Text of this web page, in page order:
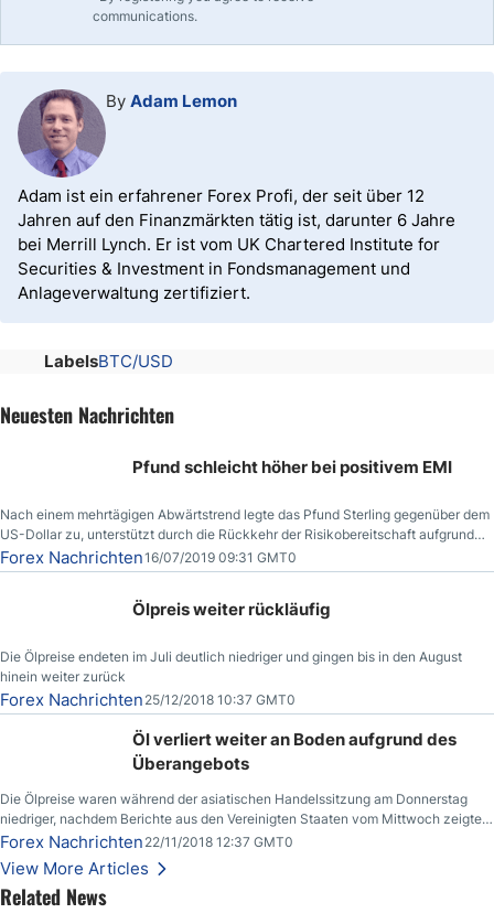
communications.
By Adam Lemon
Adam ist ein erfahrener Forex Profi, der seit über 12
Jahren auf den Finanzmärkten tätig ist, darunter 6 Jahre
bei Merrill Lynch. Er ist vom UK Chartered Institute for
Securities & Investment in Fondsmanagement und
Anlageverwaltung zertifiziert.
LabelsBTC/USD
Neuesten Nachrichten
Pfund schleicht höher bei positivem EMI
Nach einem mehrtägigen Abwärtstrend legte das Pfund Sterling gegenüber dem
US-Dollar zu, unterstützt durch die Rückkehr der Risikobereitschaft aufgrund
der Nachricht,
Forex Nachrichten16/07/2019 09:31 GMT0
Ölpreis weiter rückläufig
Die Ölpreise endeten im Juli deutlich niedriger und gingen bis in den August
hinein weiter zurück
Forex Nachrichten 25/12/2018 10:37 GMT0
Öl verliert weiter an Boden aufgrund des
Überangebots
Die Ölpreise waren während der asiatischen Handelssitzung am Donnerstag
niedriger, nachdem Berichte aus den Vereinigten Staaten vom Mittwoch zeigten,
dass die US-Rohöllagerbestände den höchsten Stand seit Dezember 2017
erreichten.
Forex Nachrichten 22/11/2018 12:37 GMT0
View More Articles
Related News